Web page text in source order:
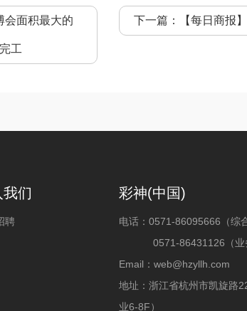
会面积最大的
工
下一篇： 【每日商报
我们
聘
彩神(中国)
电话： 0571-86095666（综合
0571-86431126（业
Email：web@hzyllh.com
地址：浙江省杭州市凯旋路
业6-8F）